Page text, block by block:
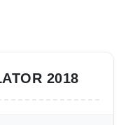
2018